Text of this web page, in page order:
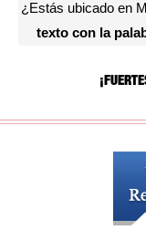
¿Estás ubicado en
texto con la